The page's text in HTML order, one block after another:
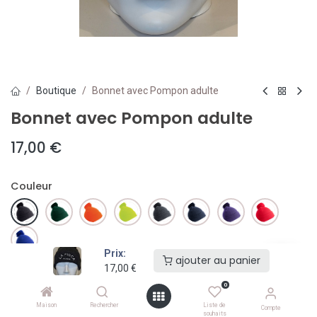
Prix:
17,00 €
ajouter au panier
Maison Rechercher
0
Liste de
souhaits
Compte
Boutique Bonnet avec Pompon adulte
Bonnet avec Pompon adulte
17,00 €
Couleur
ajouter au panier
Ajouter à la liste de souhaits